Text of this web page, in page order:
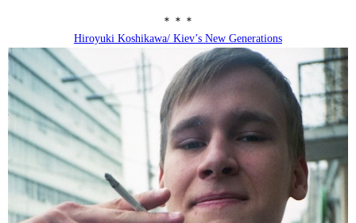
＊＊＊
Hiroyuki Koshikawa/ Kiev’s New Generations